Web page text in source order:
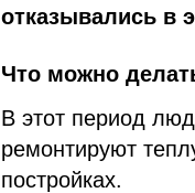
отказывались в
Что можно
В этот период
ремонтируют
постройках.